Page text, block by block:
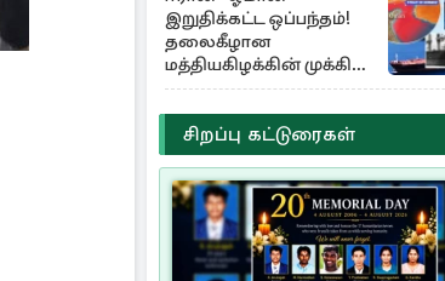
இறுதிக்கட்ட ஒப்பந்தம்!
தலைகீழான
மத்தியகிழக்கின் முக்கிய
பங்கு குறியீடுகள்
சிறப்பு கட்டுரைகள்